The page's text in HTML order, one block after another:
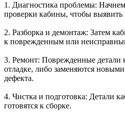
1. Диагностика проблемы:
проверки кабины, чтобы выявить
2. Разборка и демонтаж: Затем
к поврежденным или
3. Ремонт: Поврежденные детали
отладке, либо заменяются
дефекта.
4. Чистка и подготовка: Детали
готовятся к сборке.